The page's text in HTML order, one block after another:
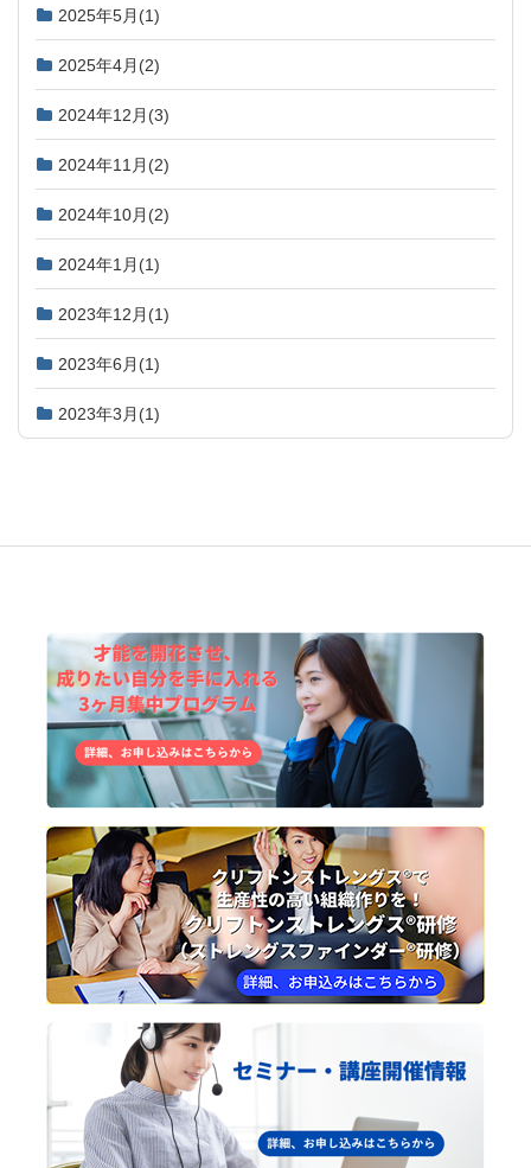
2025年5月 (1)
2025年4月 (2)
2024年12月 (3)
2024年11月 (2)
2024年10月 (2)
2024年1月 (1)
2023年12月 (1)
2023年6月 (1)
2023年3月 (1)